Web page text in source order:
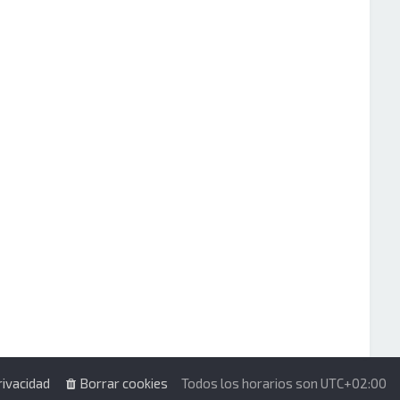
Todos los horarios son UTC+02:00
Borrar cookies